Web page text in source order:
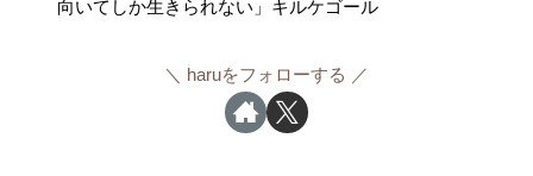
向いてしか生きられない」キルケゴール
haruをフォローする